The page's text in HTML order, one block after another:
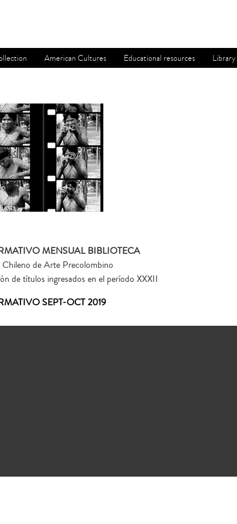
American Cultures Educational resources Library
MENSUAL BIBLIOTECA
de Arte Precolombino
de títulos ingresados en el período XXXII
SEPT-OCT 2019